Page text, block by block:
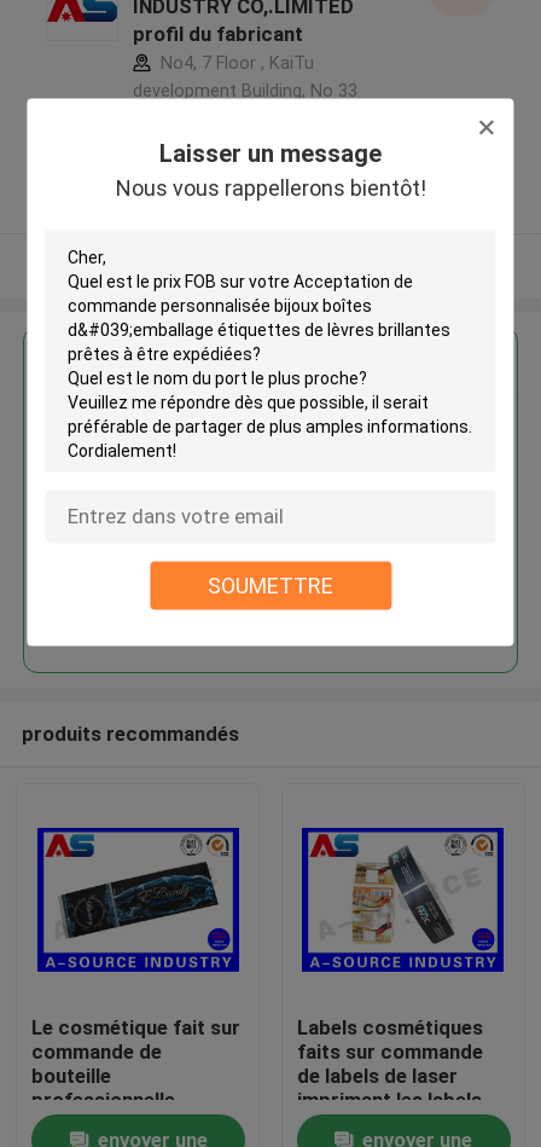
Laisser un message
Nous vous rappellerons bientôt!
SOUMETTRE
Produits
Au sujet de nous
INDUSTRY CO,.LIMITED
profil du fabricant
No4, 7 Floor , KaiTu
development Building, No 33
,Chine
Fournisseur vérifié
Acceptation de commande
brillantes prêtes à être
MOQ： 1000pcs
Continuer
produits recommandés
Le cosmétique fait sur
commande de
bouteille
professionnelle
marque l'autocollant
envoyer une
Labels cosmétiques
faits sur commande
de labels de laser
imprimant les labels
de petit pain adaptés
envoyer une